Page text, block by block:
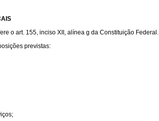
o art. 155, inciso XII, alínea g da Constituição Federal.
previstas: